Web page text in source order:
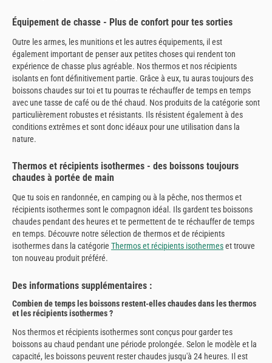
Équipement de chasse - Plus de confort pour tes sorties
Outre les armes, les munitions et les autres équipements, il est
également important de penser aux petites choses qui rendent ton
expérience de chasse plus agréable. Nos thermos et nos récipients
isolants en font définitivement partie. Grâce à eux, tu auras toujours des
boissons chaudes sur toi et tu pourras te réchauffer de temps en temps
avec une tasse de café ou de thé chaud. Nos produits de la catégorie sont
particulièrement robustes et résistants. Ils résistent également à des
conditions extrêmes et sont donc idéaux pour une utilisation dans la
nature.
Thermos et récipients isothermes - des boissons toujours
chaudes à portée de main
Que tu sois en randonnée, en camping ou à la pêche, nos thermos et
récipients isothermes sont le compagnon idéal. Ils gardent tes boissons
chaudes pendant des heures et te permettent de te réchauffer de temps
en temps. Découvre notre sélection de thermos et de récipients
isothermes dans la catégorie Thermos et récipients isothermeset trouve
ton nouveau produit préféré.
Des informations supplémentaires :
Combien de temps les boissons restent-elles chaudes dans les thermos
et les récipients isothermes ?
Nos thermos et récipients isothermes sont conçus pour garder tes
boissons au chaud pendant une période prolongée. Selon le modèle et la
capacité, les boissons peuvent rester chaudes jusqu'à 24 heures. Il est